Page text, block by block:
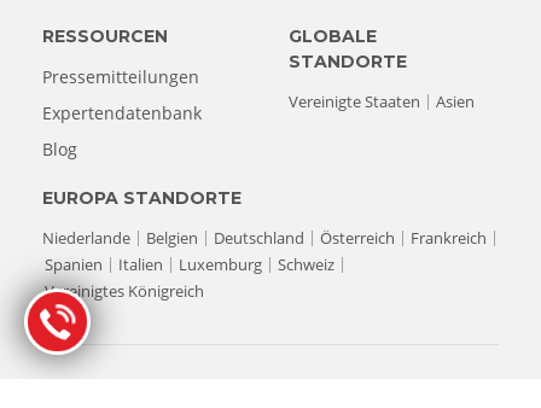
RESSOURCEN
Pressemitteilungen
Expertendatenbank
Blog
EUROPA STANDORTE
Niederlande
Belgien Deutschland Österreich
Frankreich
Spanien
Italien Luxemburg
Schweiz
Vereinigtes Königreich
GLOBALE
STANDORTE
Vereinigte Staaten
Asien
© Copyright 1993-2026 Stellar Datenrettung. Alle Rechte